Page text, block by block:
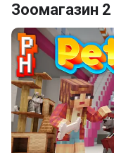
Зоомагазин 2